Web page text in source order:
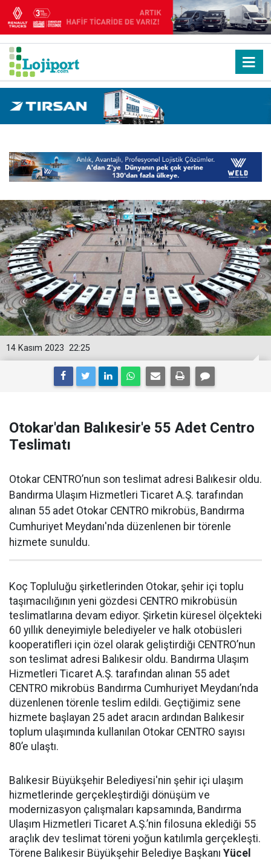
22:25
14 Kasım 2023
Otokar'dan Balıkesir'e 55 Adet Centro
Teslimatı
Otokar CENTRO’nun son teslimat adresi Balıkesir oldu.
Bandırma Ulaşım Hizmetleri Ticaret A.Ş. tarafından
alınan 55 adet Otokar CENTRO mikrobüs, Bandırma
Cumhuriyet Meydanı'nda düzenlenen bir törenle
hizmete sunuldu.
Koç Topluluğu şirketlerinden Otokar, şehir içi toplu
taşımacılığının yeni gözdesi CENTRO mikrobüsün
teslimatlarına devam ediyor. Şirketin küresel ölçekteki
60 yıllık deneyimiyle belediyeler ve halk otobüsleri
kooperatifleri için özel olarak geliştirdiği CENTRO’nun
son teslimat adresi Balıkesir oldu. Bandırma Ulaşım
Hizmetleri Ticaret A.Ş. tarafından alınan 55 adet
CENTRO mikrobüs Bandırma Cumhuriyet Meydanı’nda
düzenlenen törenle teslim edildi. Geçtiğimiz sene
hizmete başlayan 25 adet aracın ardından Balıkesir
toplum ulaşımında kullanılan Otokar CENTRO sayısı
80’e ulaştı.
Balıkesir Büyükşehir Belediyesi'nin şehir içi ulaşım
hizmetlerinde gerçekleştirdiği dönüşüm ve
modernizasyon çalışmaları kapsamında, Bandırma
Ulaşım Hizmetleri Ticaret A.Ş.’nin filosuna eklediği 55
araçlık dev teslimat töreni yoğun katılımla gerçekleşti.
Törene Balıkesir Büyükşehir Belediye Başkanı Yücel